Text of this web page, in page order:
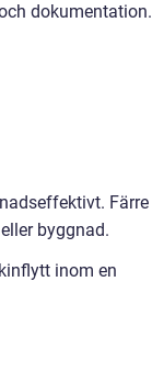
dokumentation.
Färre
byggnad.
inom en